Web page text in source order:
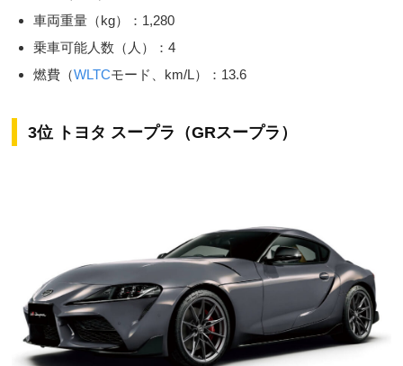
車両重量（kg）：1,280
乗車可能人数（人）：4
燃費（WLTCモード、km/L）：13.6
3位 トヨタ スープラ（GRスープラ）